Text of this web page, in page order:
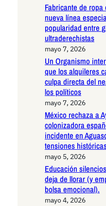
Fabricante de
nueva línea
popularidad entre
ultraderechistas
mayo 7, 2026
Un Organismo
que los alquileres
culpa directa del
los políticos
mayo 7, 2026
México rechaza a
colonizadora
incidente en
tensiones
mayo 5, 2026
Educación
deja de llorar (y
bolsa emocional).
mayo 4, 2026